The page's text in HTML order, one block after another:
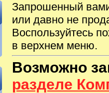
Запрошенный
или давно не
Воспользуйтесь
в верхнем меню.
Возможно
разделе